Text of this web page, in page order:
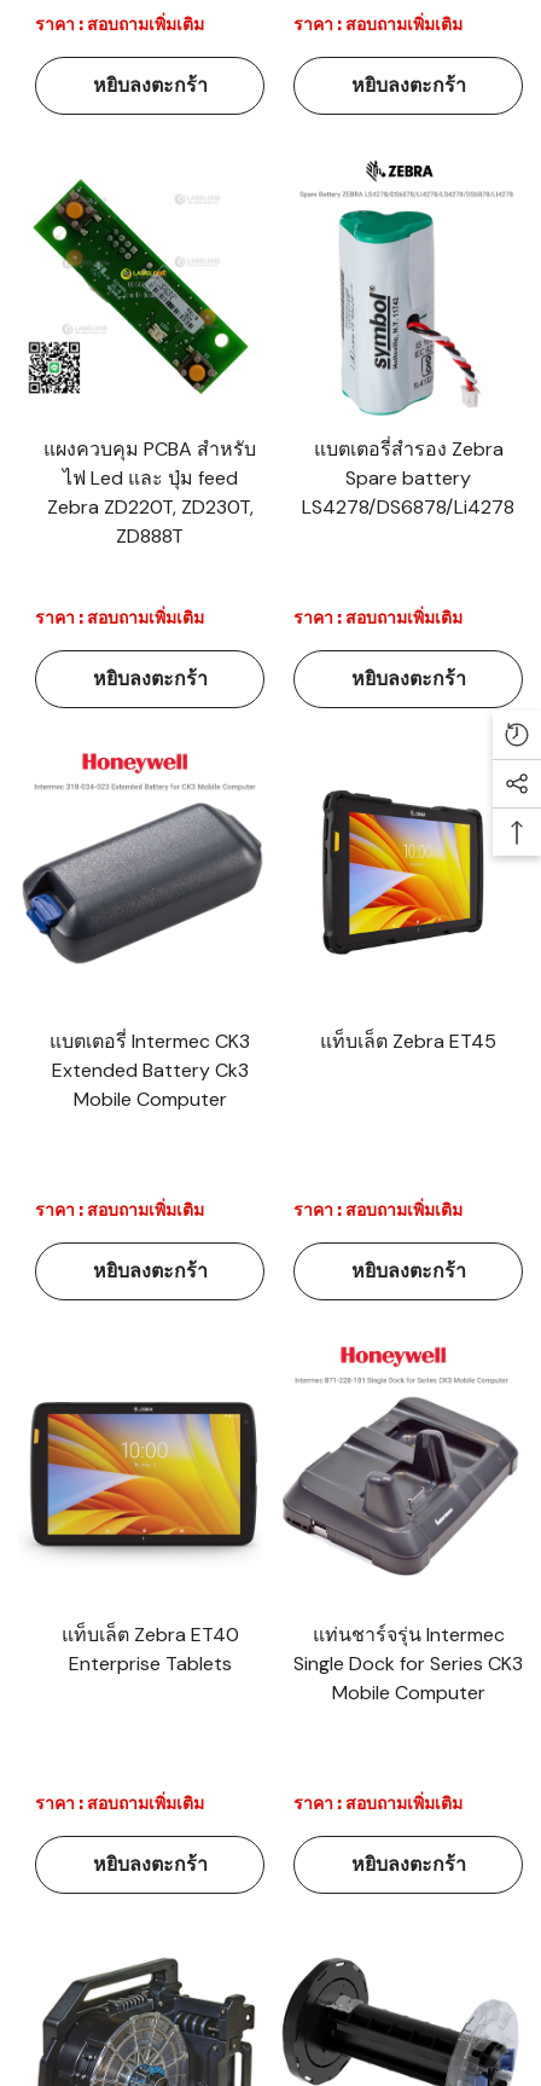
ราคา : สอบถามเพิ่มเติม
หยิบลงตะกร้า
ราคา : สอบถามเพิ่มเติม
หยิบลงตะกร้า
แผงควบคุม PCBA สำหรับ
ไฟ Led และ ปุ่ม feed
Zebra ZD220T, ZD230T,
ZD888T
ราคา : สอบถามเพิ่มเติม
หยิบลงตะกร้า
แบตเตอรี่สำรอง Zebra
Spare battery
LS4278/DS6878/Li4278
ราคา : สอบถามเพิ่มเติม
หยิบลงตะกร้า
แบตเตอรี่ Intermec CK3
Extended Battery Ck3
Mobile Computer
ราคา : สอบถามเพิ่มเติม
หยิบลงตะกร้า
แท็บเล็ต Zebra ET45
ราคา : สอบถามเพิ่มเติม
หยิบลงตะกร้า
แท็บเล็ต Zebra ET40
Enterprise Tablets
ราคา : สอบถามเพิ่มเติม
หยิบลงตะกร้า
แท่นชาร์จรุ่น Intermec
Single Dock for Series CK3
Mobile Computer
ราคา : สอบถามเพิ่มเติม
หยิบลงตะกร้า